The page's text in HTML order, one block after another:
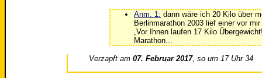
Anm. 1: dann wäre ich 20 Kilo über
Berlinmarathon 2003 lief einer vor
„Vor Ihnen laufen 17 Kilo
Marathon...
Verzapft am07. Februar 2017, so um 17 Uhr 34